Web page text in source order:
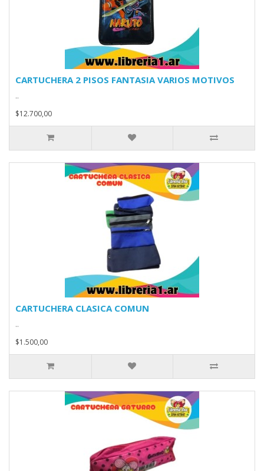
CARTUCHERA 2 PISOS FANTASIA VARIOS MOTIVOS
..
$12.700,00
CARTUCHERA CLASICA COMUN
..
$1.500,00